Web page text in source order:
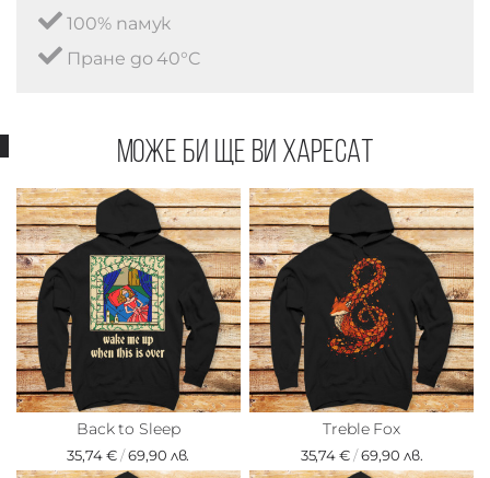
100% памук
Пране до 40°C
Може би ще ви харесат
Back to Sleep
35,74 €/69,90 лв.
Treble Fox
35,74 €/69,90 лв.